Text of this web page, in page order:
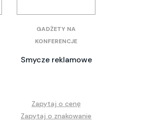
GADŻETY NA
KONFERENCJE
Smycze reklamowe
Zapytaj o cenę
Zapytaj o znakowanie